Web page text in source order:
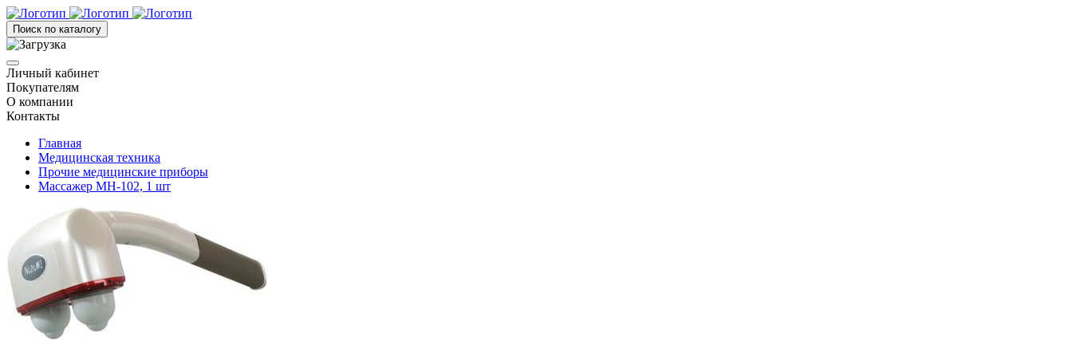
Поиск по каталогу
Личный кабинет
Покупателям
О компании
Контакты
Главная
Медицинская техника
Прочие медицинские приборы
Массажер MH-102, 1 шт